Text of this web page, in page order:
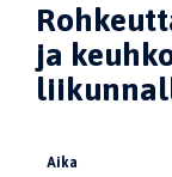
ja
Aika